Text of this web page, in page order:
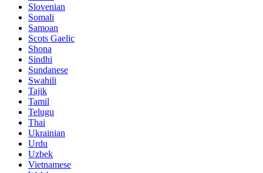
Slovenian
Somali
Samoan
Scots Gaelic
Shona
Sindhi
Sundanese
Swahili
Tajik
Tamil
Telugu
Thai
Ukrainian
Urdu
Uzbek
Vietnamese